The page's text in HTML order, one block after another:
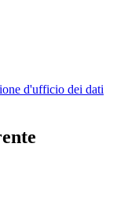
d'ufficio dei dati